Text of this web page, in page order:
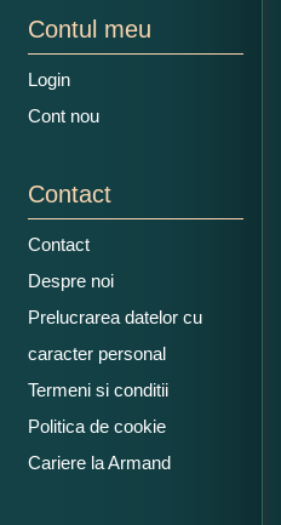
Contul meu
Login
Cont nou
Contact
Contact
Despre noi
Prelucrarea datelor cu
caracter personal
Termeni si conditii
Politica de cookie
Cariere la Armand